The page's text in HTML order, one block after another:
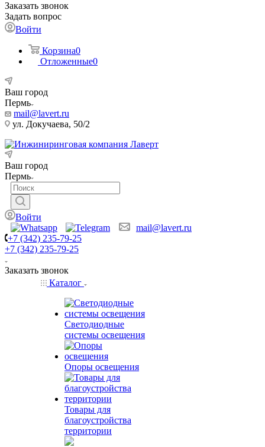
Заказать звонок
Задать вопрос
Войти
Корзина0
Отложенные0
Ваш город
Пермь
mail@lavert.ru
ул. Докучаева, 50/2
Ваш город
Пермь
Войти
mail@lavert.ru
+7 (342) 235-79-25
+7 (342) 235-79-25
Заказать звонок
Каталог
Светодиодные
системы освещения
Опоры освещения
Товары для
благоустройства
территории